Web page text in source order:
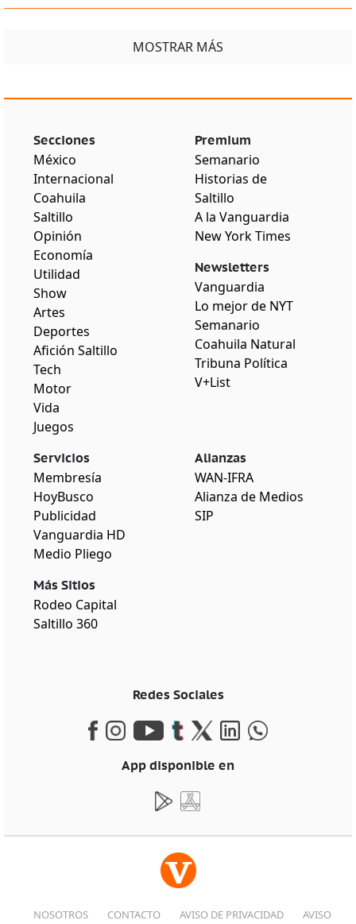
MOSTRAR MÁS
Secciones
México
Internacional
Coahuila
Saltillo
Opinión
Economía
Utilidad
Show
Artes
Deportes
Afición Saltillo
Tech
Motor
Vida
Juegos
Premium
Semanario
Historias de
Saltillo
A la Vanguardia
New York Times
Newsletters
Vanguardia
Lo mejor de NYT
Semanario
Coahuila Natural
Tribuna Política
V+List
Servicios
Membresía
HoyBusco
Publicidad
Vanguardia HD
Medio Pliego
Más Sitios
Rodeo Capital
Saltillo 360
Alianzas
WAN-IFRA
Alianza de Medios
SIP
Redes Sociales
App disponible en
NOSOTROS CONTACTO AVISO DE PRIVACIDAD AVISO